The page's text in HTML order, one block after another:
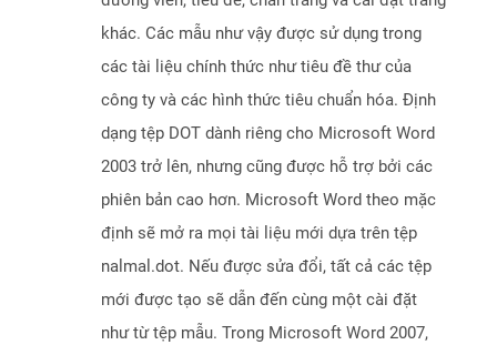
khác. Các mẫu như vậy được sử dụng trong
các tài liệu chính thức như tiêu đề thư của
công ty và các hình thức tiêu chuẩn hóa. Định
dạng tệp DOT dành riêng cho Microsoft Word
2003 trở lên, nhưng cũng được hỗ trợ bởi các
phiên bản cao hơn. Microsoft Word theo mặc
định sẽ mở ra mọi tài liệu mới dựa trên tệp
nalmal.dot. Nếu được sửa đổi, tất cả các tệp
mới được tạo sẽ dẫn đến cùng một cài đặt
như từ tệp mẫu. Trong Microsoft Word 2007,